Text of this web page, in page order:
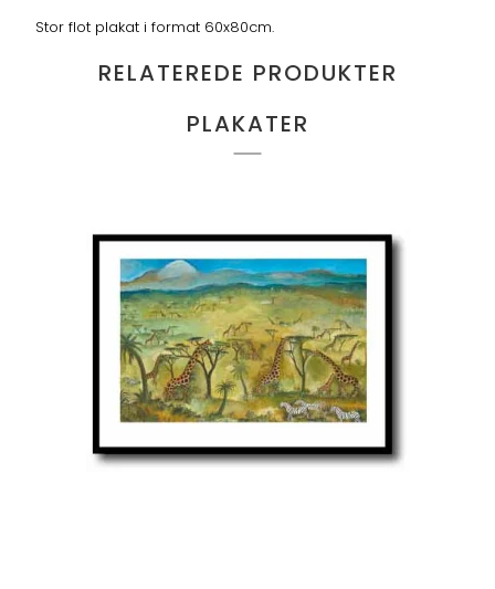
Stor flot plakat i format 60x80cm.
RELATEREDE PRODUKTER
PLAKATER